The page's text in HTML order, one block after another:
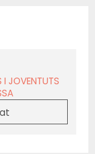
I JOVENTUTS